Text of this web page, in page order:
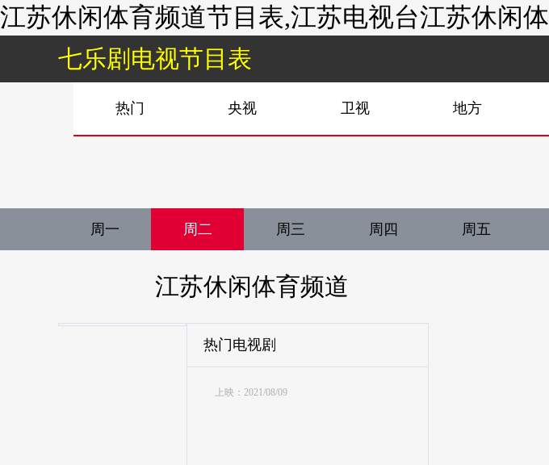
江苏休闲体育频道节目表,江苏电视台江苏休闲
七乐剧电视节目表
热门 央视 卫视 地方
周一 周二 周三 周四 周五
江苏休闲体育频道
热门电视剧
上映：2021/08/09